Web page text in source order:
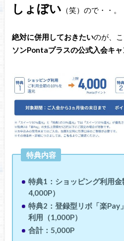
しょぼい （笑）ので・・。
絶対に併用しておきたいのが、
ソンPontaプラスの公式入会キ
特典内容
特典1：ショッピング利用
4,000P）
特典2：登録型リボ「楽Pay
利用（1,000P）
合計：5,000P